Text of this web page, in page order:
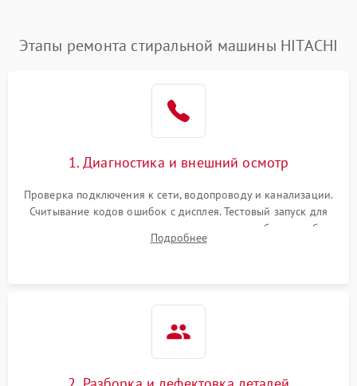
2200 ₽ Подробнее →
Этапы ремонта стиральной машины HITACHI
1. Диагностика и внешний осмотр
Проверка подключения к сети, водопроводу и канализации.
Считывание кодов ошибок с дисплея. Тестовый запуск для
выявления посторонних шумов, протечек или сбоев в работе
электронного модуля управления.
Подробнее